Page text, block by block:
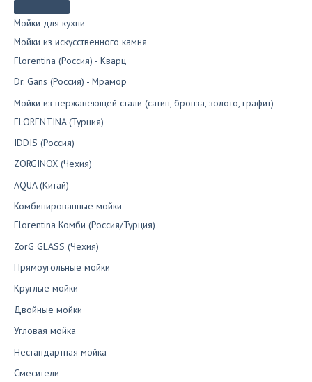
Мойки для кухни
Мойки из искусственного камня
Florentina (Россия) - Кварц
Dr. Gans (Россия) - Мрамор
Мойки из нержавеющей стали (сатин, бронза, золото, графит)
FLORENTINA (Турция)
IDDIS (Россия)
ZORGINOX (Чехия)
AQUA (Китай)
Комбинированные мойки
Florentina Комби (Россия/Турция)
ZorG GLASS (Чехия)
Прямоугольные мойки
Круглые мойки
Двойные мойки
Угловая мойка
Нестандартная мойка
Смесители